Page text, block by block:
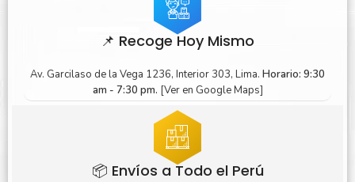
📌 Recoge Hoy Mismo
Av. Garcilaso de la Vega 1236, Interior 303, Lima. Horario: 9:30
am - 7:30 pm. [Ver en Google Maps]
📦 Envíos a Todo el Perú